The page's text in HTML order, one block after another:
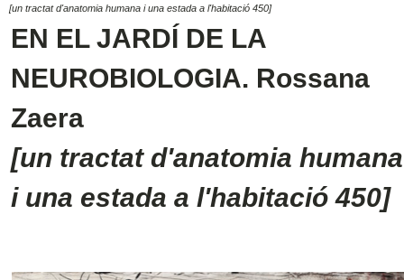
[un tractat d'anatomia humana i una estada a l'habitació 450]
EN EL JARDÍ DE LA
NEUROBIOLOGIA. Rossana
Zaera
[un tractat d'anatomia humana
i una estada a l'habitació 450]